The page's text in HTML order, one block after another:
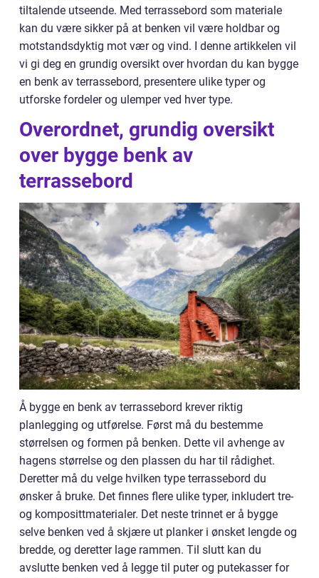
tiltalende utseende. Med terrassebord som materiale
kan du være sikker på at benken vil være holdbar og
motstandsdyktig mot vær og vind. I denne artikkelen vil
vi gi deg en grundig oversikt over hvordan du kan bygge
en benk av terrassebord, presentere ulike typer og
utforske fordeler og ulemper ved hver type.
Overordnet, grundig oversikt
over bygge benk av
terrassebord
Å bygge en benk av terrassebord krever riktig
planlegging og utførelse. Først må du bestemme
størrelsen og formen på benken. Dette vil avhenge av
hagens størrelse og den plassen du har til rådighet.
Deretter må du velge hvilken type terrassebord du
ønsker å bruke. Det finnes flere ulike typer, inkludert tre-
og komposittmaterialer. Det neste trinnet er å bygge
selve benken ved å skjære ut planker i ønsket lengde og
bredde, og deretter lage rammen. Til slutt kan du
avslutte benken ved å legge til puter og putekasser for